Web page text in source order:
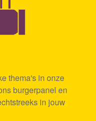
thema's in onze
burgerpanel en
in jouw